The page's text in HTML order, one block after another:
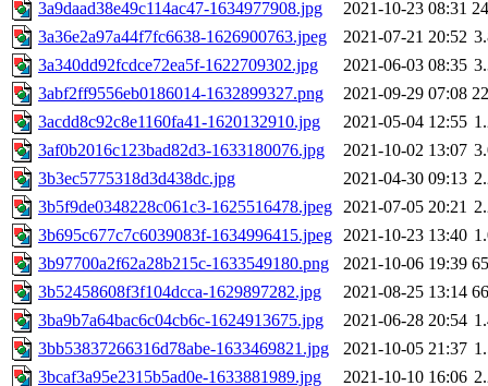
3a9daad38e49c114ac47-1634977908.jpg
2021-10-23 08:31
3a36e2a97a44f7fc6638-1626900763.jpeg
2021-07-21 20:52
3a340dd92fcdce72ea5f-1622709302.jpg
2021-06-03 08:35
3abf2ff9556eb0186014-1632899327.png
2021-09-29 07:08
3acdd8c92c8e1160fa41-1620132910.jpg
2021-05-04 12:55
3af0b2016c123bad82d3-1633180076.jpg
2021-10-02 13:07
3b3ec5775318d3d438dc.jpg
2021-04-30 09:13
3b5f9de0348228c061c3-1625516478.jpeg 2021-07-05 20:21
3b695c677c7c6039083f-1634996415.jpeg 2021-10-23 13:40
3b97700a2f62a28b215c-1633549180.png
2021-10-06 19:39
3b52458608f3f104dcca-1629897282.jpg
2021-08-25 13:14
3ba9b7a64bac6c04cb6c-1624913675.jpg
2021-06-28 20:54
3bb53837266316d78abe-1633469821.jpg
2021-10-05 21:37
3bcaf3a95e2315b5ad0e-1633881989.jpg
2021-10-10 16:06